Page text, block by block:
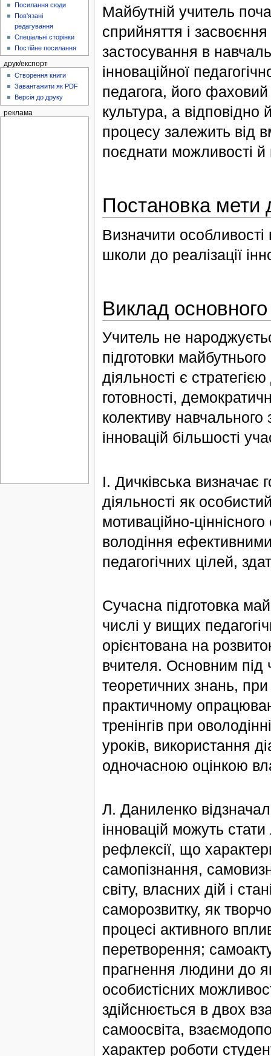
Майбутній учитель
сприйняття і засвоєння
застосування в
інноваційної
педагога, його фаховий
культура, а відповідно
процесу залежить від
поєднати можливості й
Постановка мети
Визначити особливості
школи до реалізації
Виклад
Учитель не
підготовки
діяльності є
готовності,
колективу навчального
інновацій більшості
І. Дичківська визначає
діяльності як
мотиваційно-
володіння
педагогічних цілей,
Сучасна підготовка
числі у вищих
орієнтована на
вчителя. Основним під
теоретичних знань,
практичному
тренінгів при
уроків, використання
одночасною оцінкою
Л. Даниленко
інновацій можуть стати
рефлексії, що
самопізнання,
світу, власних дій і
саморозвитку, як
процесі активного
перетворення;
прагнення людини до
особистісних
здійснюється в двох
самоосвіта,
характер роботи
Посилання сюди
Пов'язані
редагування
Спеціальні сторінки
Постійне посилання
друк/експорт
Створення книги
Завантажити як PDF
Версія до друку
реклама